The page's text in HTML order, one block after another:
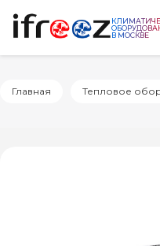
В МОСКВЕ
Главная Тепловое